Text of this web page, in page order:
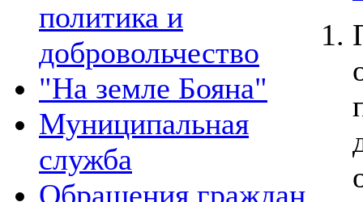
политика и
добровольчество
"На земле Бояна"
Муниципальная
служба
Обращения граждан